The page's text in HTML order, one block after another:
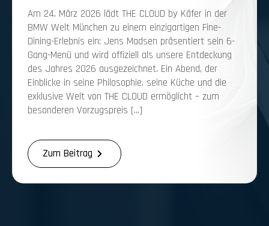
Am 24. März 2026 lädt THE CLOUD by Käfer in der
BMW Welt München zu einem einzigartigen Fine-
Dining-Erlebnis ein: Jens Madsen präsentiert sein 6-
Gang-Menü und wird offiziell als unsere Entdeckung
des Jahres 2026 ausgezeichnet. Ein Abend, der
Einblicke in seine Philosophie, seine Küche und die
exklusive Welt von THE CLOUD ermöglicht – zum
besonderen Vorzugspreis […]
Zum Beitrag